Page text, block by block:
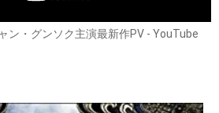
ン・グンソク主演最新作PV - YouTube